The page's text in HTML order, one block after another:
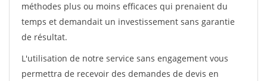
méthodes plus ou moins efficaces qui prenaient du
temps et demandait un investissement sans garantie
de résultat.
L'utilisation de notre service sans engagement vous
permettra de recevoir des demandes de devis en